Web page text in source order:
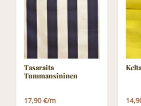
Tasaraita
Tummansininen
17,90 €/m